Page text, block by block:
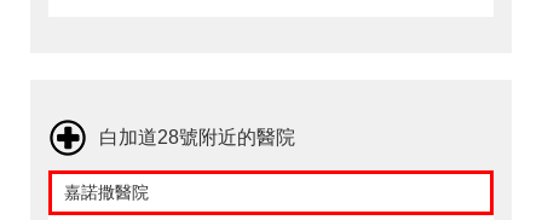
白加道28號附近的醫院
嘉諾撒醫院